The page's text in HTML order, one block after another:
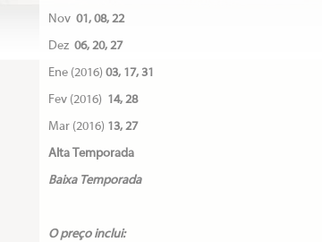
Nov 01, 08, 22
Dez 06, 20, 27
Ene (2016) 03, 17, 31
Fev (2016) 14, 28
Mar (2016) 13, 27
Alta Temporada
Baixa Temporada
O preço inclui: